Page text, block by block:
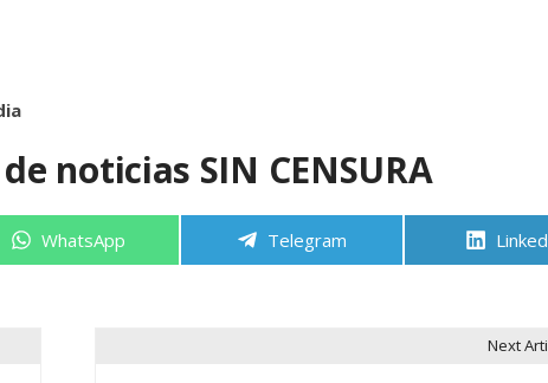
noticias SIN CENSURA
Compartir
WhatsApp Compartir
Telegram
Next